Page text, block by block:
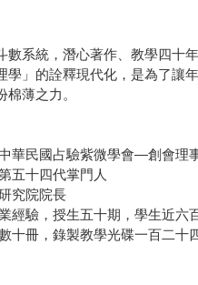
數系統，潛心著作、教學四十
學」的詮釋現代化，是為了
棉薄之力。
華民國占驗紫微學會—創會理
五十四代掌門人
究院院長
經驗，授生五十期，學生近六
十冊，錄製教學光碟一百二十